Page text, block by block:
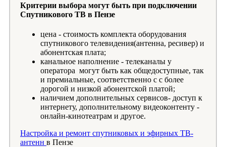
Критерии выбора могут быть при подключении
Спутникового ТВ в Пензе
цена - стоимость комплекта оборудования
спутникового телевидения(антенна, ресивер) и
абонентская плата;
канальное наполнение - телеканалы у
оператора могут быть как общедоступные, так
и премиальные, соответственно с с более
дорогой и низкой абонентской платой;
наличием дополнительных сервисов- доступ к
интернету, дополнительному видеоконтенту -
онлайн-кинотеатрам и другое.
Настройка и ремонт спутниковых и эфирных ТВ-
антенн в Пензе